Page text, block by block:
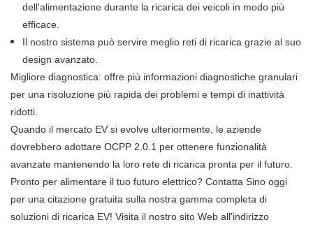
dell'alimentazione durante la ricarica dei veicoli in modo più
efficace.
Il nostro sistema può servire meglio reti di ricarica grazie al suo
design avanzato.
Migliore diagnostica: offre più informazioni diagnostiche granulari
per una risoluzione più rapida dei problemi e tempi di inattività
ridotti.
Quando il mercato EV si evolve ulteriormente, le aziende
dovrebbero adottare OCPP 2.0.1 per ottenere funzionalità
avanzate mantenendo la loro rete di ricarica pronta per il futuro.
Pronto per alimentare il tuo futuro elettrico? Contatta Sino oggi
per una citazione gratuita sulla nostra gamma completa di
soluzioni di ricarica EV! Visita il nostro sito Web all'indirizzo